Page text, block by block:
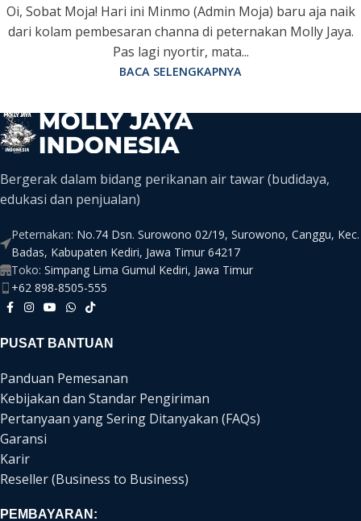
Oi, Sobat Moja! Hari ini Minmo (Admin Moja) baru aja naik
dari kolam pembesaran channa di peternakan Molly Jaya.
Pas lagi nyortir, mata...
BACA SELENGKAPNYA
Bergerak dalam bidang perikanan air tawar (budidaya,
edukasi dan penjualan)
Peternakan: No.74 Dsn. Surowono 02/19, Surowono, Canggu, Kec.
Badas, Kabupaten Kediri, Jawa Timur 64217
Toko: Simpang Lima Gumul Kediri, Jawa Timur
+62 898-8505-555
PUSAT BANTUAN
Panduan Pemesanan
Kebijakan dan Standar Pengiriman
Pertanyaan yang Sering Ditanyakan (FAQs)
Garansi
Karir
Reseller (Business to Business)
PEMBAYARAN: